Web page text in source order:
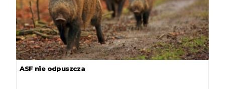
ASF nie odpuszcza